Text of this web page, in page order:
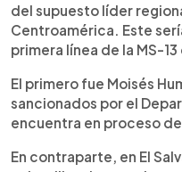
del supuesto líder
Centroamérica. Este
primera línea de la MS-
El primero fue Moisés
sancionados por el
encuentra en proceso
En contraparte, en El